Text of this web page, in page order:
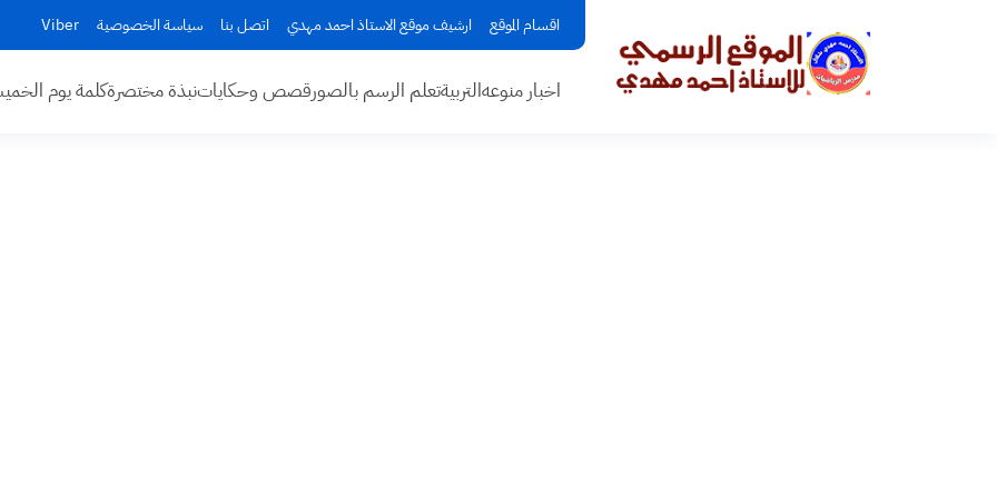
اقسام الموقع ارشيف موقع الاستاذ احمد مهدي اتصل بنا سياسة الخصوصية Viber
اخبار منوعهالتربيةتعلم الرسم بالصورقصص وحكاياتنبذة مختصرةكلمة يوم